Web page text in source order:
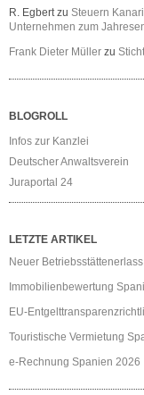
R. Egbertzu Steuern
Unternehmen zum
Frank Dieter Müller zu
BLOGROLL
Infos zur Kanzlei
Deutscher Anwaltsverein
Juraportal 24
LETZTE ARTIKEL
Neuer Betriebsstättenerlass
Immobilienbewertung
EU-
Touristische Vermietung
e-Rechnung Spanien 2026